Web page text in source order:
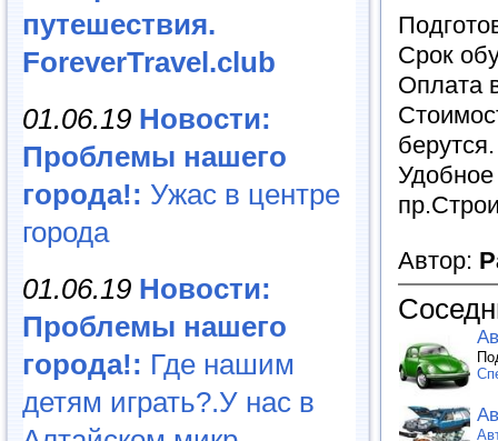
путешествия.
ForeverTravel.club
01.06.19 Новости:
Проблемы нашего
города!: Ужас в центре
города
01.06.19 Новости:
Проблемы нашего
города!: Где нашим
детям играть?.У нас в
Срок
Оплата
берутся.
Автор: